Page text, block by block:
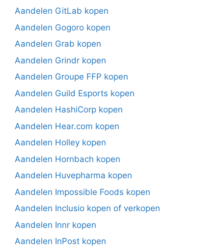
Aandelen GitLab kopen
Aandelen Gogoro kopen
Aandelen Grab kopen
Aandelen Grindr kopen
Aandelen Groupe FFP kopen
Aandelen Guild Esports kopen
Aandelen HashiCorp kopen
Aandelen Hear.com kopen
Aandelen Holley kopen
Aandelen Hornbach kopen
Aandelen Huvepharma kopen
Aandelen Impossible Foods kopen
Aandelen Inclusio kopen of verkopen
Aandelen Innr kopen
Aandelen InPost kopen